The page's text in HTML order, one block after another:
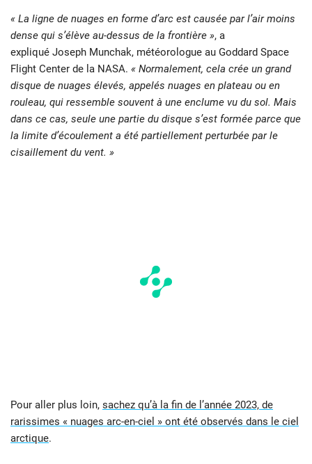
« La ligne de nuages ​​en forme d’arc est causée par l’air moins
dense qui s’élève au-dessus de la frontière », a
expliqué Joseph Munchak, météorologue au Goddard Space
Flight Center de la NASA. « Normalement, cela crée un grand
disque de nuages ​​élevés, appelés nuages ​​en plateau ou en
rouleau, qui ressemble souvent à une enclume vu du sol. Mais
dans ce cas, seule une partie du disque s’est formée parce que
la limite d’écoulement a été partiellement perturbée par le
cisaillement du vent. »
Pour aller plus loin, sachez qu’à la fin de l’année 2023, de
rarissimes « nuages arc-en-ciel » ont été observés dans le ciel
arctique.